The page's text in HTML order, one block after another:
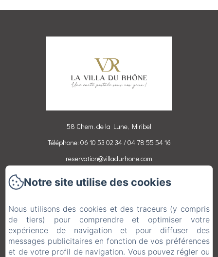
58 Chem. de la Lune, Miribel
Téléphone: 06 10 53 02 34 / 04 78 55 54 16
reservation@villadurhone.com
Accueil
Activités
Contact
Mentions légales
Notre site utilise des cookies
Nous utilisons des cookies et des traceurs (y compris
de tiers) pour comprendre et optimiser votre
expérience de navigation et pour diffuser des
messages publicitaires en fonction de vos préférences
et de votre profil de navigation. Vous pouvez régler ou